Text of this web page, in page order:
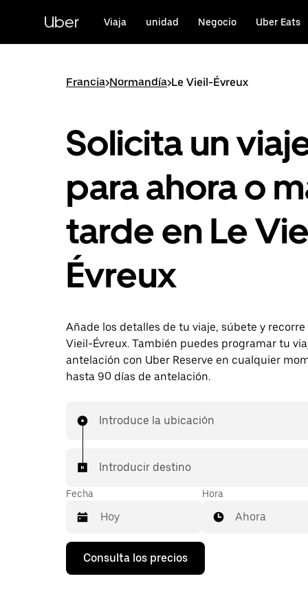
contenido
principal
Uber Viaja unidad Negocio Uber Eats
Francia>Normandía>Le Vieil-Évreux
Solicita un
para ahora o
tarde en Le
Évreux
Añade los detalles de tu viaje, súbete y recorre
Vieil-Évreux. También puedes programar tu
antelación con Uber Reserve en cualquier
hasta 90 días de antelación.
Introduce la ubicación
Introducir destino
Fecha
Pulsa
flecha
Hora
Ahora
Consulta los precios